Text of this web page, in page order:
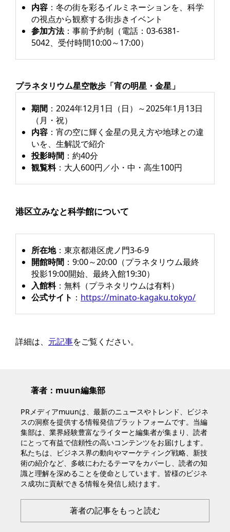
内容 ：冬の街を彩るイルミネーションを、科学
の視点から観察する街歩きイベント
参加方法：事前予約制（電話：03-6381-
5042、受付時間10:00～17:00）
プラネタリウム星空散歩「宵の明星・金星」
期間 ：2024年12月1日（日）～2025年1月13日
（月・祝）
内容 ：宵の空に輝く金星の見え方や地球との違
いを、生解説で紹介
投影時間 ：約40分
観覧料：大人600円／小・中・高生100円
港区立みなと科学館について
所在地：東京都港区虎ノ門3-6-9
開館時間 ：9:00～20:00（プラネタリウム最終
投影19:00開始、最終入館19:30）
入館料：無料（プラネタリウムは有料）
公式サイト ： https://minato-kagaku.tokyo/
詳細は、 元記事をご覧ください。
著者：muun編集部
PRメディアmuunは、最新のニュースやトレンド、ビジネ
スの洞察を提供する情報発信プラットフォームです。当編
集部は、業界経験豊富なライターと編集者が集まり、読者
にとって有益で信頼性の高いコンテンツをお届けします。
私たちは、ビジネス界の動向やマーケティング戦略、新技
術の紹介など、多岐にわたるテーマをカバーし、読者の知
識と理解を深めることを使命としています。皆様のビジネ
ス成功に貢献できる情報を発信し続けます。
著者の記事をもっと読む